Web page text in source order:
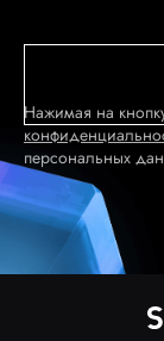
Нажимая на
персональных